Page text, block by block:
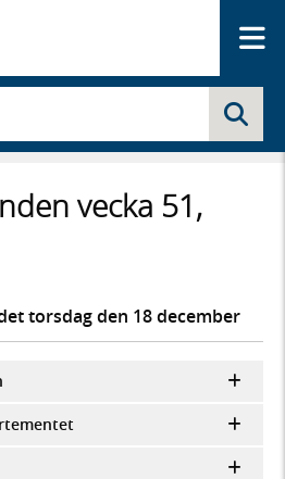
vecka 51,
torsdag den 18 december